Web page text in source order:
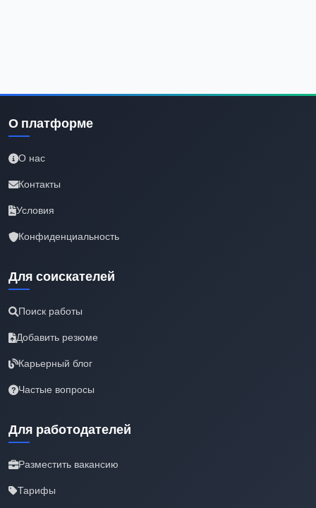
О платформе
О нас
Контакты
Условия
Конфиденциальность
Для соискателей
Поиск работы
Добавить резюме
Карьерный блог
Частые вопросы
Для работодателей
Разместить вакансию
Тарифы